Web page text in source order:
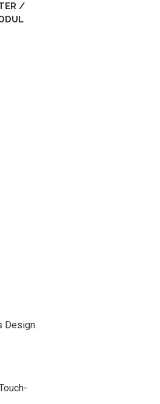
/
12
Design.